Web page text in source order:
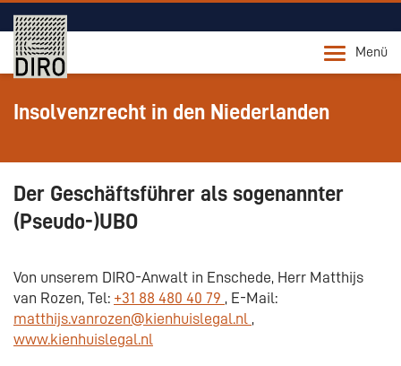
Menü
Insolvenzrecht in den Niederlanden
Der Geschäftsführer als sogenannter
(Pseudo-)UBO
Von unserem DIRO-Anwalt in Enschede, Herr Matthijs
van Rozen, Tel: +31 88 480 40 79 , E-Mail:
matthijs.vanrozen@kienhuislegal.nl ,
www.kienhuislegal.nl